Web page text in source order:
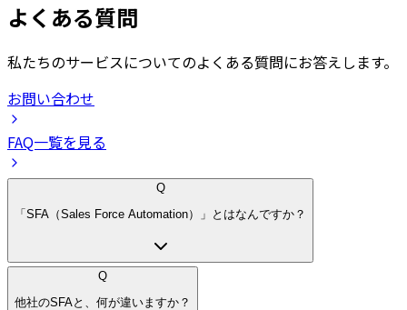
よくある質問
私たちのサービスについてのよくある質問にお答えします。
お問い合わせ
FAQ一覧を見る
Q
「SFA（Sales Force Automation）」とはなんですか？
Q
他社のSFAと、何が違いますか？